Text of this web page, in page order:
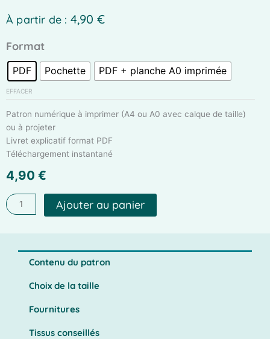
À partir de : 4,90 €
Format
PDF Pochette PDF + planche A0 imprimée
EFFACER
Patron numérique à imprimer (A4 ou A0 avec calque de taille)
ou à projeter
Livret explicatif format PDF
Téléchargement instantané
4,90 €
quantité
Capuche
Echarpe
Aurora
-
Patron
de
couture
Ajouter au panier
Contenu du patron
Choix de la taille
Fournitures
Tissus conseillés